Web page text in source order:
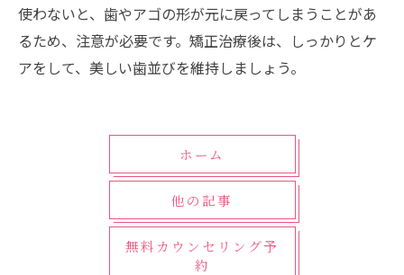
使わないと、歯やアゴの形が元に戻ってしまうことがあ
るため、注意が必要です。矯正治療後は、しっかりとケ
アをして、美しい歯並びを維持しましょう。
ホーム
他の記事
無料カウンセリング予
約